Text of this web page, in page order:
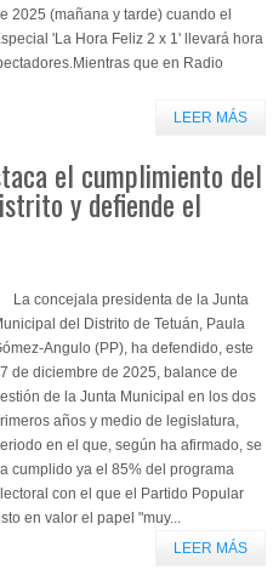
2025 (mañana y tarde) cuando el
'La Hora Feliz 2 x 1' llevará hora
que en Radio
LEER MÁS
el cumplimiento del
y defiende el
La concejala presidenta de la Junta
del Distrito de Tetuán, Paula
Angulo (PP), ha defendido, este
de diciembre de 2025, balance de
de la Junta Municipal en los dos
años y medio de legislatura,
en el que, según ha afirmado, se
cumplido ya el 85% del programa
con el que el Partido Popular
en valor el papel "muy...
LEER MÁS